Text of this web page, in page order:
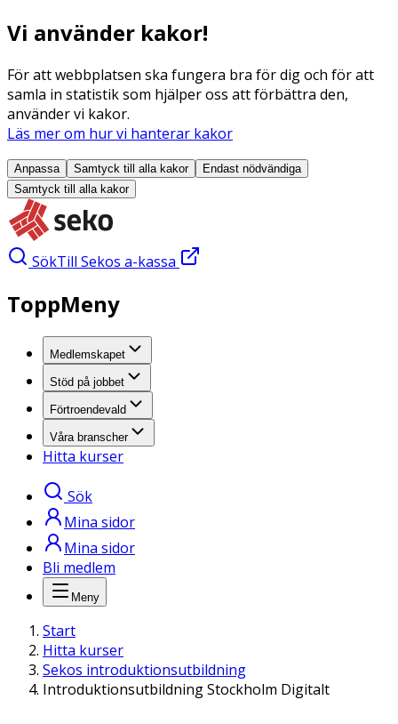
Vi använder kakor!
För att webbplatsen ska fungera bra för dig och för att
samla in statistik som hjälper oss att förbättra den,
använder vi kakor.
Läs mer om hur vi hanterar kakor
Anpassa Samtyck till alla kakor
Endast nödvändiga
Samtyck till alla kakor
SökTill Sekos a-kassa
ToppMeny
Medlemskapet
Stöd på jobbet
Förtroendevald
Våra branscher
Hitta kurser
Sök
Mina sidor
Mina sidor
Bli medlem
Meny
Start
Hitta kurser
Sekos introduktionsutbildning
Introduktionsutbildning Stockholm Digitalt